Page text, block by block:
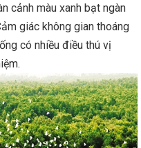
cảnh màu xanh bạt ngàn
giác không gian thoáng
có nhiều điều thú vị